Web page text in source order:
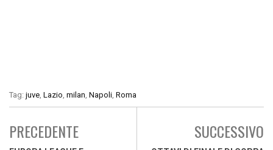
Tag: juve Lazio milan Napoli Roma
PRECEDENTE SUCCESSIVO